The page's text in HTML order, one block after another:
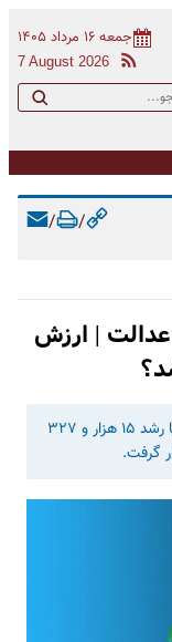
جمعه ۱۶ مرداد ۱۴۰۵
7 August 2026
/
/
| ارزش
امروز یکشنبه (۲۱ فروردین) شاخص کل بورس با رشد ۱۵ هزار و ۳۲۷